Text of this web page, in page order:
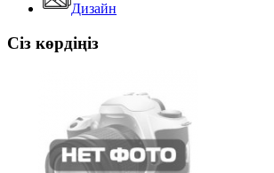
Дизайн
Сіз көрдіңіз